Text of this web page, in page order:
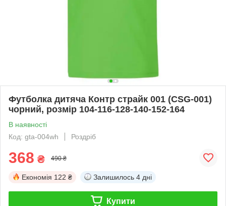
Футболка дитяча Контр страйк 001 (CSG-001)
чорний, розмір 104-116-128-140-152-164
В наявності
Код: gta-004wh
Роздріб
368 ₴ 490 ₴
Економія 122 ₴ Залишилось 4 дні
Купити